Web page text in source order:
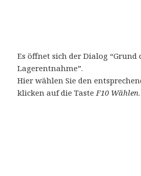
Es öffnet sich der Dialog “Grund
Lagerentnahme”.
Hier wählen Sie den
klicken auf die TasteF10 Wählen.